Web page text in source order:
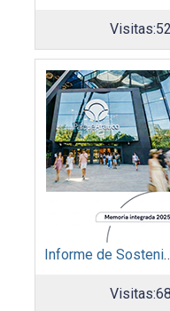
Visitas:
Informe de
Visitas: